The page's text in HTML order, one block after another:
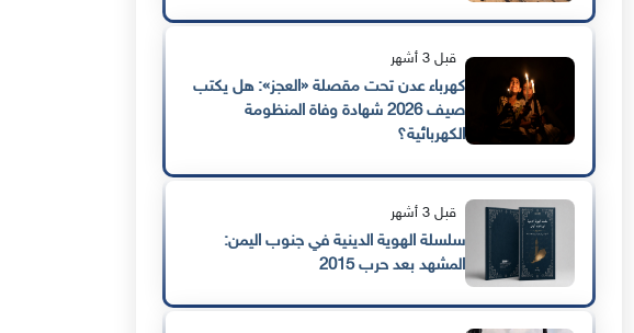
قبل 3 أشهر
كهرباء عدن تحت مقصلة «العجز»: هل يكتب
صيف 2026 شهادة وفاة المنظومة
الكهربائية؟
قبل 3 أشهر
سلسلة الهوية الدينية في جنوب اليمن:
المشهد بعد حرب 2015